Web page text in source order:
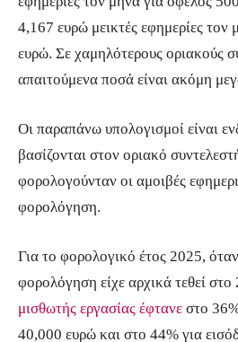
4,167 ευρώ μεικτές εφημερίες
ευρώ. Σε χαμηλότερους οριακούς
απαιτούμενα ποσά είναι ακόμη
Οι παραπάνω υπολογισμοί είναι
βασίζονται στον οριακό
φορολογούνταν οι αμοιβές
φορολόγηση.
Για το φορολογικό έτος 2025,
φορολόγηση είχε αρχικά τεθεί στο
μισθωτής εργασίας έφτανε στο
40,000 ευρώ και στο 44% για